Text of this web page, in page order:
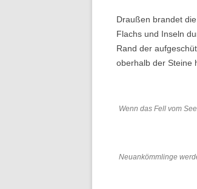
Draußen brandet
Flachs und Inseln
Rand der
oberhalb der Steine
Wenn das Fell vom
Neuankömmlinge